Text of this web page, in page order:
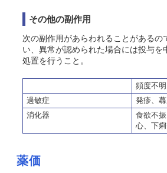
その他の副作用
次の副作用があらわれることがあるの
い、異常が認められた場合には投与を
処置を行うこと。
頻度不明
過敏症
発疹、
消化器
食欲不
心、下
薬価